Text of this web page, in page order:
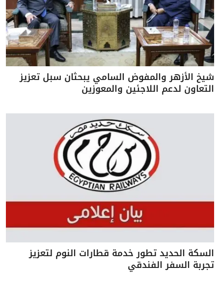
شيخ الأزهر والمفوض السامي يبحثان سبل تعزيز
التعاون لدعم اللاجئين والمعوزين
السكة الحديد تطور خدمة قطارات النوم لتعزيز
تجربة السفر الفندقي